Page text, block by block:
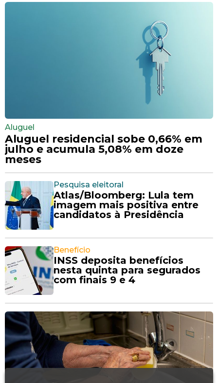
Aluguel
Aluguel residencial sobe 0,66% em
julho e acumula 5,08% em doze
meses
Pesquisa eleitoral
Atlas/Bloomberg: Lula tem
imagem mais positiva entre
candidatos à Presidência
Benefício
INSS deposita benefícios
nesta quinta para segurados
com finais 9 e 4